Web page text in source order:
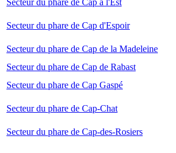
Secteur du phare de Cap à l'Est
Secteur du phare de Cap d'Espoir
Secteur du phare de Cap de la Madeleine
Secteur du phare de Cap de Rabast
Secteur du phare de Cap Gaspé
Secteur du phare de Cap-Chat
Secteur du phare de Cap-des-Rosiers